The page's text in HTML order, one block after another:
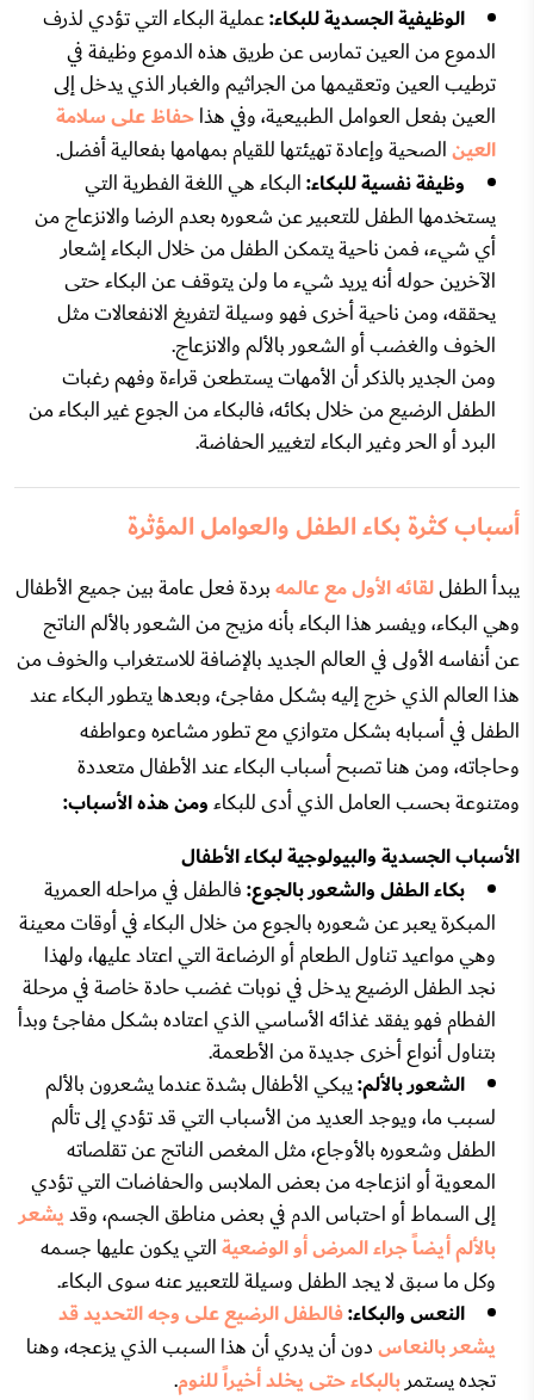
الوظيفية الجسدية للبكاء:عملية البكاء التي تؤدي لذرف
الدموع من العين تمارس عن طريق هذه الدموع وظيفة في
ترطيب العين وتعقيمها من الجراثيم والغبار الذي يدخل إلى
العين بفعل العوامل الطبيعية، وفي هذاحفاظ على سلامة
العينالصحية وإعادة تهيئتها للقيام بمهامها بفعالية أفضل.
وظيفة نفسية للبكاء:البكاء هي اللغة الفطرية التي
يستخدمها الطفل للتعبير عن شعوره بعدم الرضا والانزعاج من
أي شيء، فمن ناحية يتمكن الطفل من خلال البكاء إشعار
الآخرين حوله أنه يريد شيء ما ولن يتوقف عن البكاء حتى
يحققه، ومن ناحية أخرى فهو وسيلة لتفريغ الانفعالات مثل
الخوف والغضب أو الشعور بالألم والانزعاج.
ومن الجدير بالذكر أن الأمهات يستطعن قراءة وفهم رغبات
الطفل الرضيع من خلال بكائه، فالبكاء من الجوع غير البكاء من
البرد أو الحر وغير البكاء لتغيير الحفاضة.
أسباب كثرة بكاء الطفل والعوامل المؤثرة
يبدأ الطفللقائه الأول مع عالمهبردة فعل عامة بين جميع الأطفال
وهي البكاء، ويفسر هذا البكاء بأنه مزيج من الشعور بالألم الناتج
عن أنفاسه الأولى في العالم الجديد بالإضافة للاستغراب والخوف من
هذا العالم الذي خرج إليه بشكل مفاجئ، وبعدها يتطور البكاء عند
الطفل في أسبابه بشكل متوازي مع تطور مشاعره وعواطفه
وحاجاته، ومن هنا تصبح أسباب البكاء عند الأطفال متعددة
ومتنوعة بحسب العامل الذي أدى للبكاءومن هذه الأسباب:
الأسباب الجسدية والبيولوجية لبكاء الأطفال
بكاء الطفل والشعور بالجوع:فالطفل في مراحله العمرية
المبكرة يعبر عن شعوره بالجوع من خلال البكاء في أوقات معينة
وهي مواعيد تناول الطعام أو الرضاعة التي اعتاد عليها، ولهذا
نجد الطفل الرضيع يدخل في نوبات غضب حادة خاصة في مرحلة
الفطام فهو يفقد غذائه الأساسي الذي اعتاده بشكل مفاجئ وبدأ
بتناول أنواع أخرى جديدة من الأطعمة.
الشعور بالألم:يبكي الأطفال بشدة عندما يشعرون بالألم
لسبب ما، ويوجد العديد من الأسباب التي قد تؤدي إلى تألم
الطفل وشعوره بالأوجاع، مثل المغص الناتج عن تقلصاته
المعوية أو انزعاجه من بعض الملابس والحفاضات التي تؤدي
إلى السماط أو احتباس الدم في بعض مناطق الجسم، وقديشعر
بالألم أيضاً جراء المرض أو الوضعيةالتي يكون عليها جسمه
وكل ما سبق لا يجد الطفل وسيلة للتعبير عنه سوى البكاء.
النعس والبكاء:فالطفل الرضيع على وجه التحديد قد
يشعر بالنعاسدون أن يدري أن هذا السبب الذي يزعجه، وهنا
تجده يستمربالبكاء حتى يخلد أخيراً للنوم.